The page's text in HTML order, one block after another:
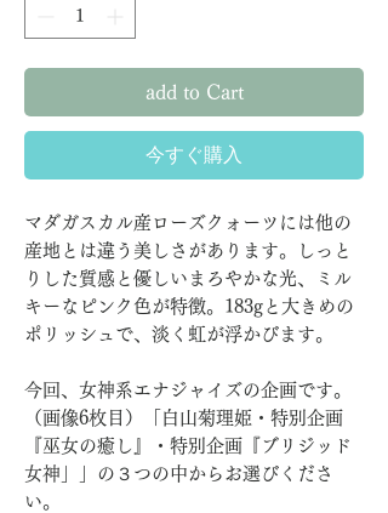
add to Cart
今すぐ購入
マダガスカル産ローズクォーツには他の
産地とは違う美しさがあります。しっと
りした質感と優しいまろやかな光、ミル
キーなピンク色が特徴。183gと大きめの
ポリッシュで、淡く虹が浮かびます。
今回、女神系エナジャイズの企画です。
（画像6枚目）「白山菊理姫・特別企画
『巫女の癒し』・特別企画『ブリジッド
女神」」の３つの中からお選びくださ
い。